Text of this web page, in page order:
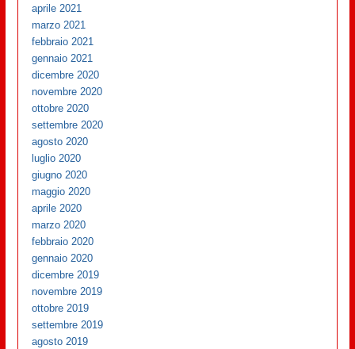
aprile 2021
marzo 2021
febbraio 2021
gennaio 2021
dicembre 2020
novembre 2020
ottobre 2020
settembre 2020
agosto 2020
luglio 2020
giugno 2020
maggio 2020
aprile 2020
marzo 2020
febbraio 2020
gennaio 2020
dicembre 2019
novembre 2019
ottobre 2019
settembre 2019
agosto 2019